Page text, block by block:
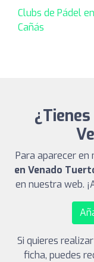
Clubs de Pádel
Cañás
Para aparecer en
en Venado
en nuestra web.
Si quieres
ficha, puedes